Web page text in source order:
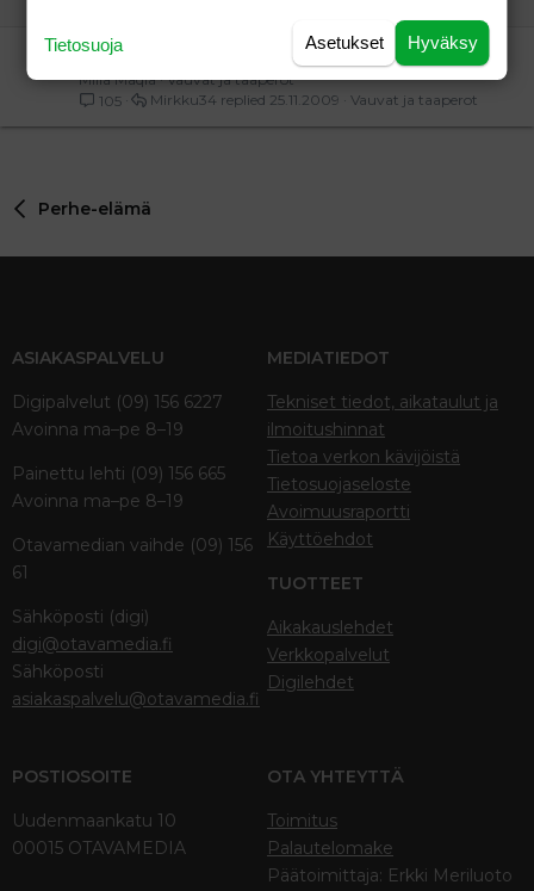
Suuret perheet maalis-huhtikuu
Milla Maqia Vauvat ja taaperot
105
Vauvat ja taaperot
25.11.2009
Mirkku34
Perhe-elämä
ASIAKASPALVELU
Digipalvelut (09) 156 6227
Avoinna ma–pe 8–19
Painettu lehti (09) 156 665
Avoinna ma–pe 8–19
Otavamedian vaihde (09) 156
61
Sähköposti (digi)
digi@otavamedia.fi
Sähköposti
asiakaspalvelu@otavamedia.fi
MEDIATIEDOT
Tekniset tiedot, aikataulut ja
ilmoitushinnat
Tietoa verkon kävijöistä
Tietosuojaseloste
Avoimuusraportti
Käyttöehdot
TUOTTEET
Aikakauslehdet
Verkkopalvelut
Digilehdet
POSTIOSOITE
Uudenmaankatu 10
00015 OTAVAMEDIA
OTA YHTEYTTÄ
Toimitus
Palautelomake
Päätoimittaja: Erkki Meriluoto
Hyväksy
Asetukset
Tietosuoja